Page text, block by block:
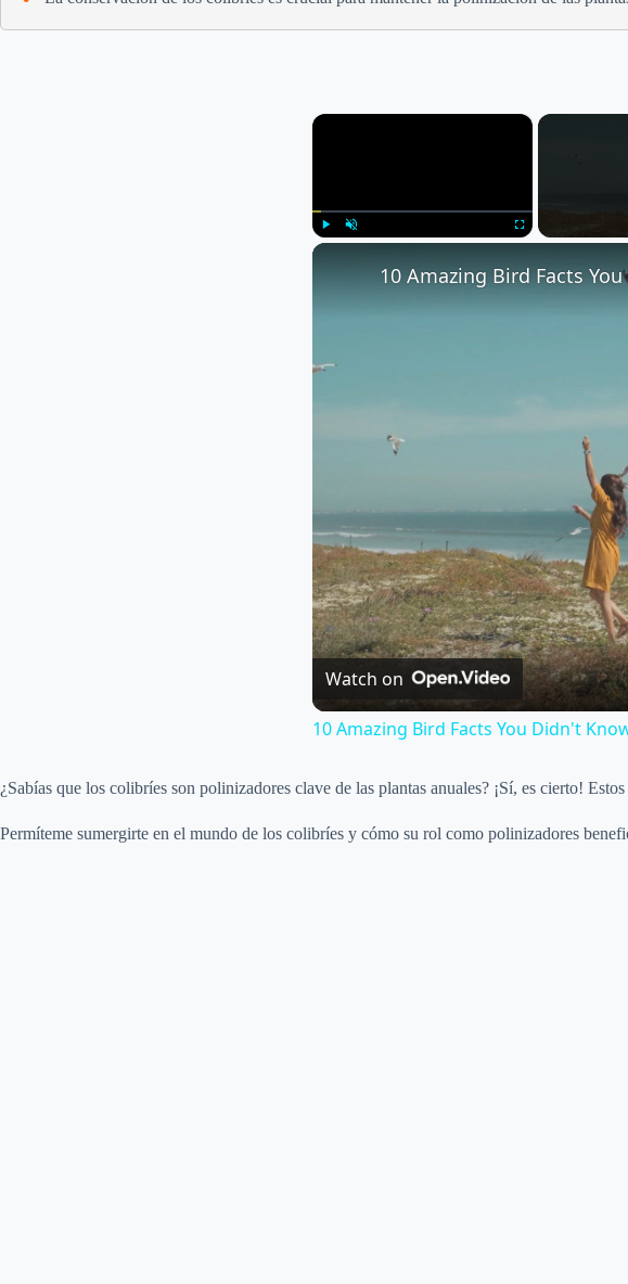
×
10 Amazing Bird Facts
Watch on
10 Amazing Bird Facts You Didn't
¿Sabías que los colibríes son polinizadores clave de las plantas anuales? ¡Sí, es cierto!
Permíteme sumergirte en el mundo de los colibríes y cómo su rol como polinizadores